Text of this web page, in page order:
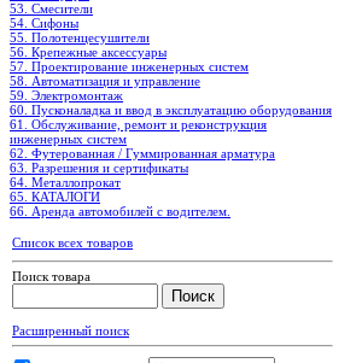
53. Смесители
54. Сифоны
55. Полотенцесушители
56. Крепежные аксессуары
57. Проектирование инженерных систем
58. Автоматизация и управление
59. Электромонтаж
60. Пусконаладка и ввод в эксплуатацию оборудования
61. Обслуживание, ремонт и реконструкция
инженерных систем
62. Футерованная / Гуммированная арматура
63. Разрешения и сертификаты
64. Металлопрокат
65. КАТАЛОГИ
66. Аренда автомобилей с водителем.
Список всех товаров
Поиск товара
Расширенный поиск